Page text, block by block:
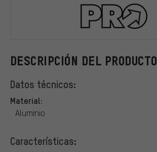
DESCRIPCIÓN DEL PRODUCTO
Datos técnicos:
Material:
Aluminio
Características: